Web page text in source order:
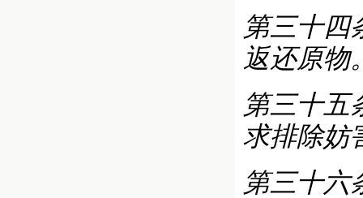
第三十四
返还原物
第三十五
求排除妨
第三十六